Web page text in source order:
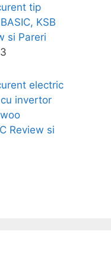
tip
KSB
si Pareri
electric
invertor
Review si